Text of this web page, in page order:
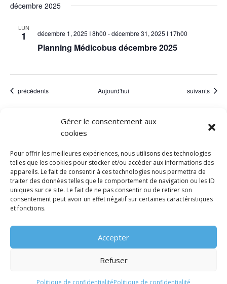
Gérer le consentement aux
cookies
Pour offrir les meilleures expériences, nous utilisons des technologies
telles que les cookies pour stocker et/ou accéder aux informations des
appareils. Le fait de consentir à ces technologies nous permettra de
traiter des données telles que le comportement de navigation ou les ID
uniques sur ce site. Le fait de ne pas consentir ou de retirer son
consentement peut avoir un effet négatif sur certaines caractéristiques
et fonctions.
Accepter
Refuser
Politique de confidentialitéPolitique de confidentialité
décembre 2025
LUN
1 décembre 1, 2025 I 8h00 -décembre 31, 2025 I 17h00
Planning Médicobus décembre 2025
Évènements
précédents Aujourd'hui Évènements
suivants
S’abonner au calendrier
Mentions légales
confidentialité